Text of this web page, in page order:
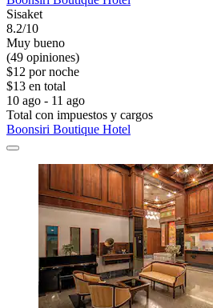
Sisaket
8.2/10
Muy bueno
(49 opiniones)
$12 por noche
$13 en total
10 ago - 11 ago
Total con impuestos y cargos
Boonsiri Boutique Hotel